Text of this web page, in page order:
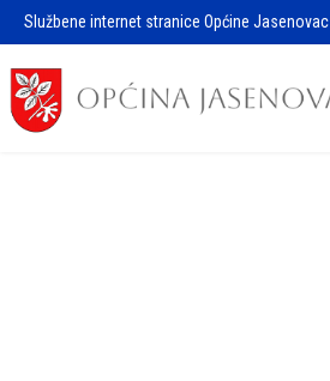
Službene internet stranice Općine Jasenovac